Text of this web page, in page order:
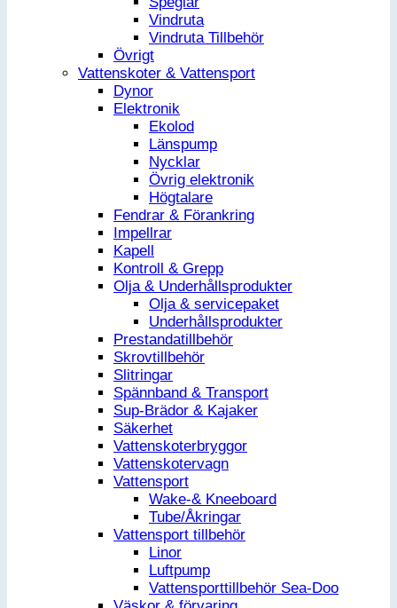
Vindruta
Vindruta Tillbehör
Övrigt
Vattenskoter & Vattensport
Dynor
Elektronik
Ekolod
Länspump
Nycklar
Övrig elektronik
Högtalare
Fendrar & Förankring
Impellrar
Kapell
Kontroll & Grepp
Olja & Underhållsprodukter
Olja & servicepaket
Underhållsprodukter
Prestandatillbehör
Skrovtillbehör
Slitringar
Spännband & Transport
Sup-Brädor & Kajaker
Säkerhet
Vattenskoterbryggor
Vattenskotervagn
Vattensport
Wake-& Kneeboard
Tube/Åkringar
Vattensport tillbehör
Linor
Luftpump
Vattensporttillbehör Sea-Doo